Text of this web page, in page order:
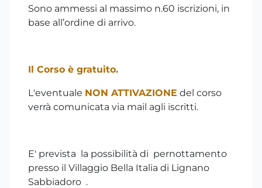
Sono ammessi al massimo n.60 iscrizioni, in
base all’ordine di arrivo.
Il Corso è gratuito.
L'eventuale NON ATTIVAZIONE del corso
verrà comunicata via mail agli iscritti.
E' prevista la possibilità di pernottamento
presso il Villaggio Bella Italia di Lignano
Sabbiadoro .